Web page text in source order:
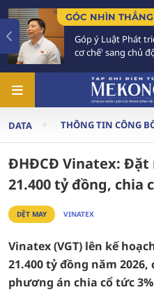
triển đô thị: Cần chuyển từ 'xin
động 'kiến tạo cơ chế'
DATA THÔNG TIN CÔNG
ĐHĐCĐ Vinatex:
21.400 tỷ đồng, chia
DỆT MAY VINATEX
Vinatex (VGT) lên kế
21.400 tỷ đồng năm
phương án chia cổ tức